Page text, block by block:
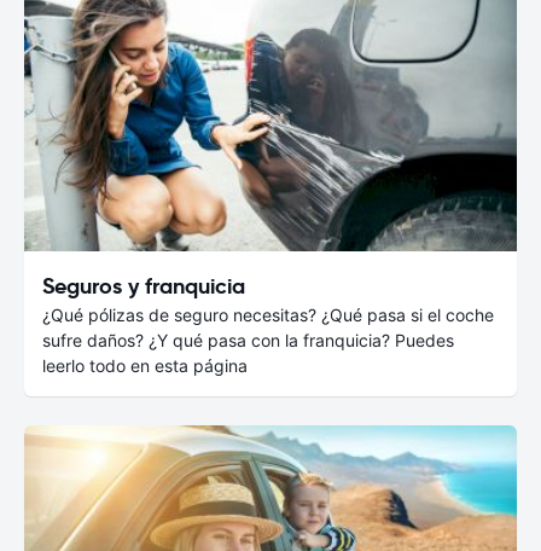
Seguros y franquicia
¿Qué pólizas de seguro necesitas? ¿Qué pasa si el coche
sufre daños? ¿Y qué pasa con la franquicia? Puedes
leerlo todo en esta página